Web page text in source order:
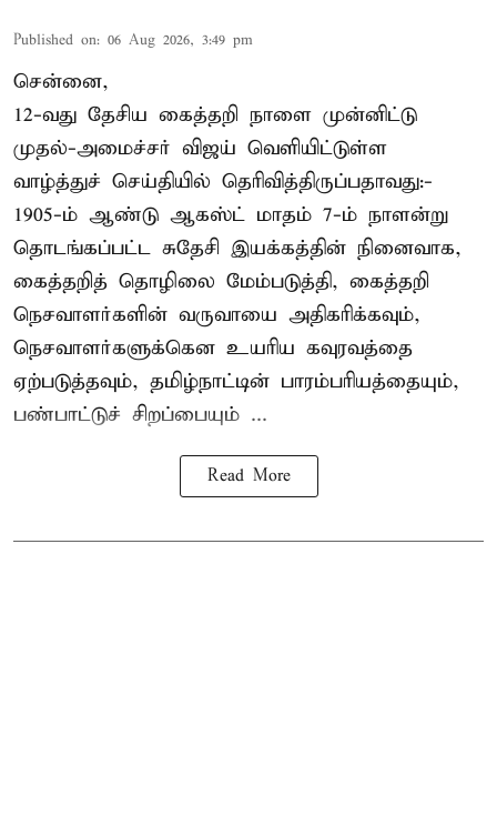
Published on: 06 Aug 2026, 3:49 pm
சென்னை,
12-வது தேசிய கைத்தறி நாளை முன்னிட்டு
முதல்-அமைச்சர் விஜய் வெளியிட்டுள்ள
வாழ்த்துச் செய்தியில் தெரிவித்திருப்பதாவது:-
1905-ம் ஆண்டு ஆகஸ்ட் மாதம் 7-ம் நாளன்று
தொடங்கப்பட்ட சுதேசி இயக்கத்தின் நினைவாக,
கைத்தறித் தொழிலை மேம்படுத்தி, கைத்தறி
நெசவாளர்களின் வருவாயை அதிகரிக்கவும்,
நெசவாளர்களுக்கென உயரிய கவுரவத்தை
ஏற்படுத்தவும், தமிழ்நாட்டின் பாரம்பரியத்தையும்,
பண்பாட்டுச் சிறப்பையும் ...
Read More